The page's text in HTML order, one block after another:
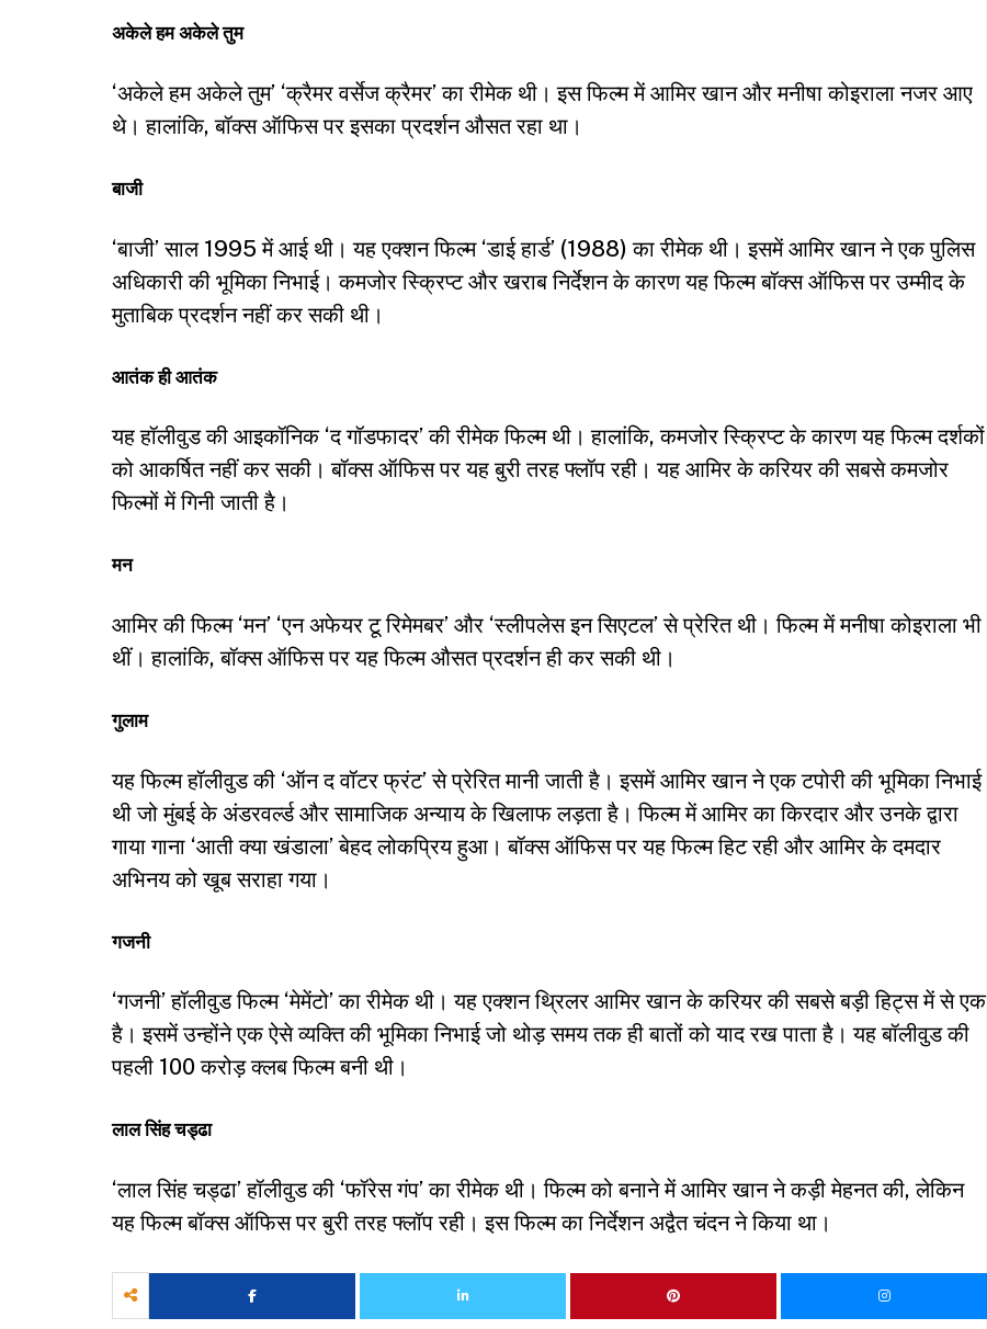
अकेले हम अकेले तुम
‘अकेले हम अकेले तुम’ ‘क्रैमर वर्सेज क्रैमर’ का रीमेक थी। इस फिल्म में आमिर खान और मनीषा कोइराला नजर आए
थे। हालांकि, बॉक्स ऑफिस पर इसका प्रदर्शन औसत रहा था।
बाजी
‘बाजी’ साल 1995 में आई थी। यह एक्शन फिल्म ‘डाई हार्ड’ (1988) का रीमेक थी। इसमें आमिर खान ने एक पुलिस
अधिकारी की भूमिका निभाई। कमजोर स्क्रिप्ट और खराब निर्देशन के कारण यह फिल्म बॉक्स ऑफिस पर उम्मीद के
मुताबिक प्रदर्शन नहीं कर सकी थी।
आतंक ही आतंक
यह हॉलीवुड की आइकॉनिक ‘द गॉडफादर’ की रीमेक फिल्म थी। हालांकि, कमजोर स्क्रिप्ट के कारण यह फिल्म दर्शकों
को आकर्षित नहीं कर सकी। बॉक्स ऑफिस पर यह बुरी तरह फ्लॉप रही। यह आमिर के करियर की सबसे कमजोर
फिल्मों में गिनी जाती है।
मन
आमिर की फिल्म ‘मन’ ‘एन अफेयर टू रिमेमबर’ और ‘स्लीपलेस इन सिएटल’ से प्रेरित थी। फिल्म में मनीषा कोइराला भी
थीं। हालांकि, बॉक्स ऑफिस पर यह फिल्म औसत प्रदर्शन ही कर सकी थी।
गुलाम
यह फिल्म हॉलीवुड की ‘ऑन द वॉटर फ्रंट’ से प्रेरित मानी जाती है। इसमें आमिर खान ने एक टपोरी की भूमिका निभाई
थी जो मुंबई के अंडरवर्ल्ड और सामाजिक अन्याय के खिलाफ लड़ता है। फिल्म में आमिर का किरदार और उनके द्वारा
गाया गाना ‘आती क्या खंडाला’ बेहद लोकप्रिय हुआ। बॉक्स ऑफिस पर यह फिल्म हिट रही और आमिर के दमदार
अभिनय को खूब सराहा गया।
गजनी
‘गजनी’ हॉलीवुड फिल्म ‘मेमेंटो’ का रीमेक थी। यह एक्शन थ्रिलर आमिर खान के करियर की सबसे बड़ी हिट्स में से एक
है। इसमें उन्होंने एक ऐसे व्यक्ति की भूमिका निभाई जो थोड़ समय तक ही बातों को याद रख पाता है। यह बॉलीवुड की
पहली 100 करोड़ क्लब फिल्म बनी थी।
लाल सिंह चड्ढा
‘लाल सिंह चड्ढा’ हॉलीवुड की ‘फॉरेस गंप’ का रीमेक थी। फिल्म को बनाने में आमिर खान ने कड़ी मेहनत की, लेकिन
यह फिल्म बॉक्स ऑफिस पर बुरी तरह फ्लॉप रही। इस फिल्म का निर्देशन अद्वैत चंदन ने किया था।